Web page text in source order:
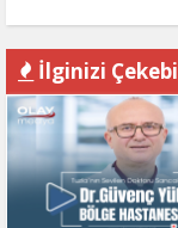
İlginizi